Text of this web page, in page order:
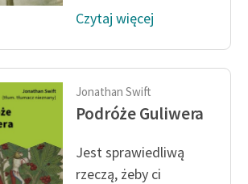
i
Czytaj więcej
Jonathan Swift
Podróże Guliwera
Jest sprawiedliwą
rzeczą, żeby ci